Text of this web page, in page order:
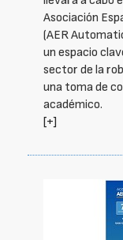
Asociación
(AER
un espacio
sector de la
una toma de
académico.
[+]